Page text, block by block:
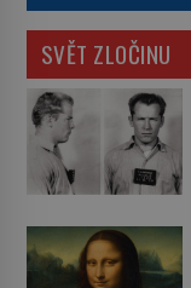
SVĚT ZLOČINU